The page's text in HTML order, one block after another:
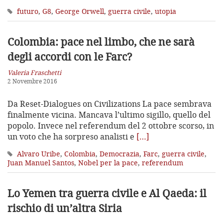
futuro, G8, George Orwell, guerra civile, utopia
Colombia: pace nel limbo, che ne sarà
degli accordi con le Farc?
Valeria Fraschetti
2 Novembre 2016
Da Reset-Dialogues on Civilizations La pace sembrava
finalmente vicina. Mancava l’ultimo sigillo, quello del
popolo. Invece nel referendum del 2 ottobre scorso, in
un voto che ha sorpreso analisti e […]
Alvaro Uribe, Colombia, Democrazia, Farc, guerra civile,
Juan Manuel Santos, Nobel per la pace, referendum
Lo Yemen tra guerra civile e Al Qaeda:il
rischio di un’altra Siria